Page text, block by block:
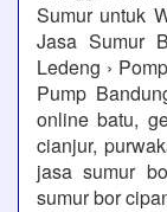
Sumur untuk
Jasa Sumur
Ledeng ›
Pump
online batu,
cianjur,
jasa sumur
sumur bor